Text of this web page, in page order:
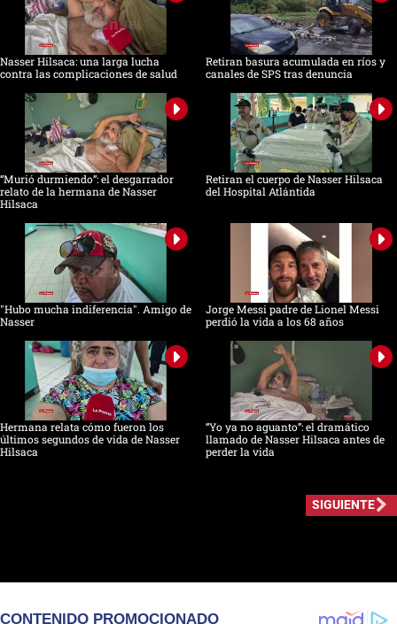
Nasser Hilsaca: una larga lucha
contra las complicaciones de salud
Retiran basura acumulada en ríos y
canales de SPS tras denuncia
“Murió durmiendo”: el desgarrador
relato de la hermana de Nasser
Hilsaca
Retiran el cuerpo de Nasser Hilsaca
del Hospital Atlántida
"Hubo mucha indiferencia". Amigo de
Nasser
Jorge Messi padre de Lionel Messi
perdió la vida a los 68 años
Hermana relata cómo fueron los
últimos segundos de vida de Nasser
Hilsaca
“Yo ya no aguanto”: el dramático
llamado de Nasser Hilsaca antes de
perder la vida
SIGUIENTE
CONTENIDO PROMOCIONADO